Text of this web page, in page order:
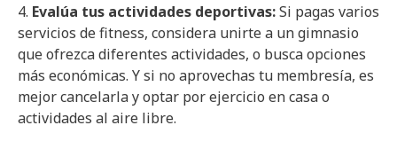
4. Evalúa tus actividades deportivas:Si pagas varios
servicios de fitness, considera unirte a un gimnasio
que ofrezca diferentes actividades, o busca opciones
más económicas. Y si no aprovechas tu membresía, es
mejor cancelarla y optar por ejercicio en casa o
actividades al aire libre.